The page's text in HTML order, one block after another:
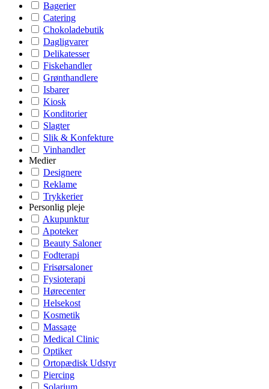
Bagerier
Catering
Chokoladebutik
Dagligvarer
Delikatesser
Fiskehandler
Grønthandlere
Isbarer
Kiosk
Konditorier
Slagter
Slik & Konfekture
Vinhandler
Medier
Designere
Reklame
Trykkerier
Personlig pleje
Akupunktur
Apoteker
Beauty Saloner
Fodterapi
Frisørsaloner
Fysioterapi
Hørecenter
Helsekost
Kosmetik
Massage
Medical Clinic
Optiker
Ortopædisk Udstyr
Piercing
Solarium